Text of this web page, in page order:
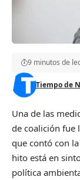
Tiempo de
9 minutos de
Una de las
de coalición fue
que contó con
hito está en
política